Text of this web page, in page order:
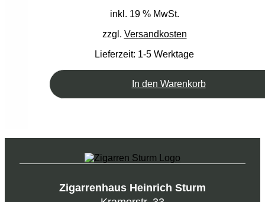
inkl. 19 % MwSt.
zzgl. Versandkosten
Lieferzeit: 1-5 Werktage
In den Warenkorb
Zigarrenhaus Heinrich Sturm